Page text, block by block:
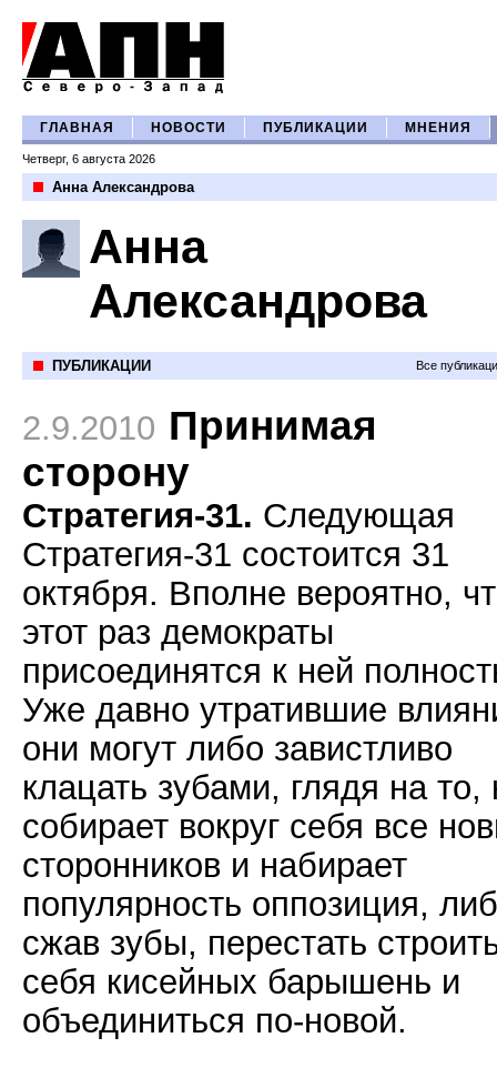
ГЛАВНАЯ НОВОСТИ ПУБЛИКАЦИИ МНЕНИЯ
Четверг, 6 августа 2026
Анна Александрова
Анна
Александрова
ПУБЛИКАЦИИ Все
2.9.2010 Принимая
сторону
Стратегия-31. Следующая
Стратегия-31 состоится 31
октября. Вполне вероятно,
этот раз демократы
присоединятся к ней
Уже давно утратившие
они могут либо завистливо
клацать зубами, глядя на то,
собирает вокруг себя все
сторонников и набирает
популярность оппозиция,
сжав зубы, перестать
себя кисейных барышень и
объединиться по-новой.